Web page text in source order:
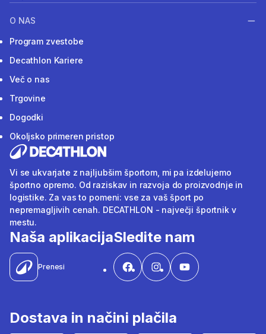
O NAS
Program zvestobe
Decathlon Kariere
Več o nas
Trgovine
Dogodki
Okoljsko primeren pristop
Vi se ukvarjate z najljubšim športom, mi pa izdelujemo
športno opremo. Od raziskav in razvoja do proizvodnje in
logistike. Za vas to pomeni: vse za vaš šport po
nepremagljivih cenah. DECATHLON - največji športnik v
mestu.
Naša aplikacija
Prenesi
Sledite nam
Dostava in načini plačila